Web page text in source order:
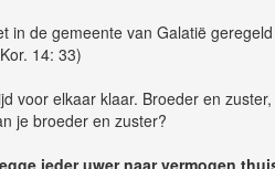
in de gemeente van Galatië
14: 33)
voor elkaar klaar. Broeder en
je broeder en zuster?
ieder uwer naar vermogen